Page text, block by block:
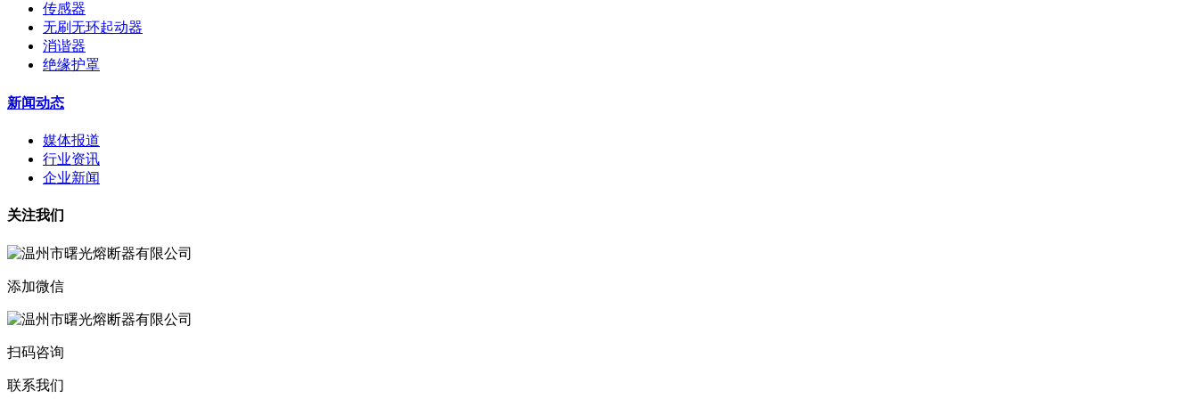
传感器
无刷无环起动器
消谐器
绝缘护罩
新闻动态
媒体报道
行业资讯
企业新闻
关注我们
添加微信
扫码咨询
联系我们